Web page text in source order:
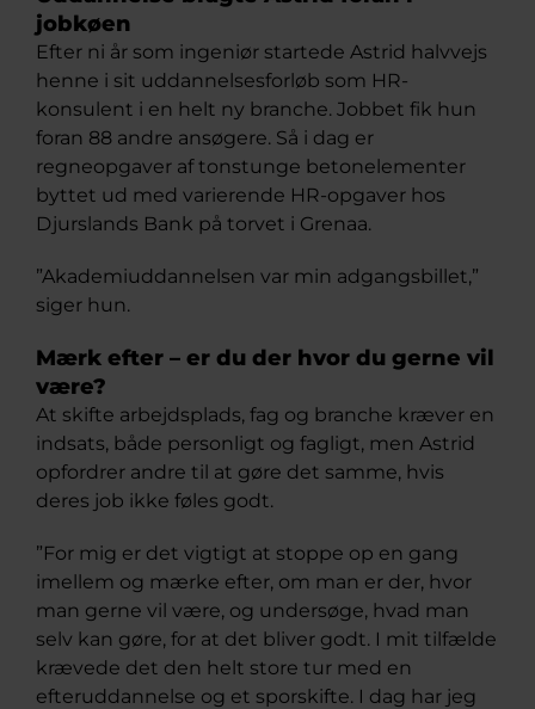
jobkøen
Efter ni år som ingeniør startede Astrid halvvejs
henne i sit uddannelsesforløb som HR-
konsulent i en helt ny branche. Jobbet fik hun
foran 88 andre ansøgere. Så i dag er
regneopgaver af tonstunge betonelementer
byttet ud med varierende HR-opgaver hos
Djurslands Bank på torvet i Grenaa.
”Akademiuddannelsen var min adgangsbillet,”
siger hun.
Mærk efter – er du der hvor du gerne vil
være?
At skifte arbejdsplads, fag og branche kræver en
indsats, både personligt og fagligt, men Astrid
opfordrer andre til at gøre det samme, hvis
deres job ikke føles godt.
”For mig er det vigtigt at stoppe op en gang
imellem og mærke efter, om man er der, hvor
man gerne vil være, og undersøge, hvad man
selv kan gøre, for at det bliver godt. I mit tilfælde
krævede det den helt store tur med en
efteruddannelse og et sporskifte. I dag har jeg